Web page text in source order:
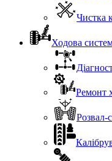
Чистка
Ходова
Ремонт
Розвал-